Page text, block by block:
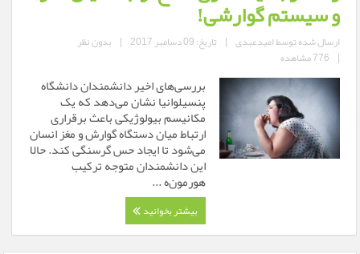
و سیستم گوارشی!
ارسال شده توسطامیدعبدی | تاریخ: 09 دسامبر 2017 | بدون نظر
| 776 مشاهده
بررسی‌های اخیر دانشمندان دانشگاه
پنسیلوانیا نشان می‌دهد که یک
مکانیسم بیولوژیکی باعث برقراری
ارتباط میان دستگاه گوارش و مغز انسان
می‌شود تا ایجاد حس گرسنگی کند. حالا
این دانشمندان متوجه ترکیب
هورمون‌ه ...
بیشتر بخوانید